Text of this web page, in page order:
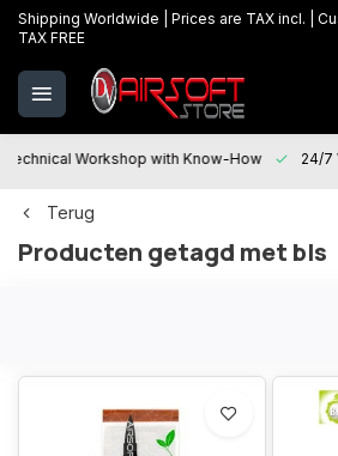
Shipping Worldwide | Prices are TAX incl. |
TAX FREE
Technical Workshop with Know-How 24/7
Terug
Producten getagd met bls